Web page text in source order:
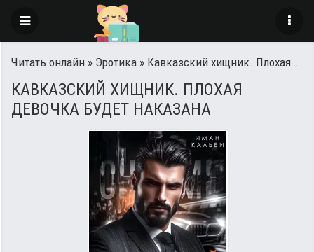
Читать онлайн » Эротика » Кавказский хищник. Плохая девочка будет наказана
КАВКАЗСКИЙ ХИЩНИК. ПЛОХАЯ
ДЕВОЧКА БУДЕТ НАКАЗАНА